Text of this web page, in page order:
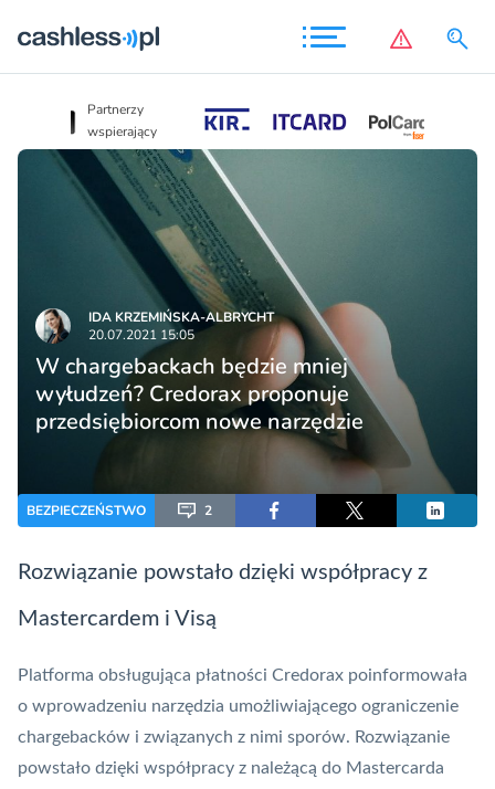
Partnerzy
wspierający
IDA KRZEMIŃSKA-ALBRYCHT
20.07.2021 15:05
W chargebackach będzie mniej
wyłudzeń? Credorax proponuje
przedsiębiorcom nowe narzędzie
BEZPIECZEŃSTWO 2
Rozwiązanie powstało dzięki współpracy z
Mastercardem i Visą
Platforma obsługująca płatności Credorax poinformowała
o wprowadzeniu narzędzia umożliwiającego ograniczenie
chargebacków i związanych z nimi sporów. Rozwiązanie
powstało dzięki współpracy z należącą do Mastercarda